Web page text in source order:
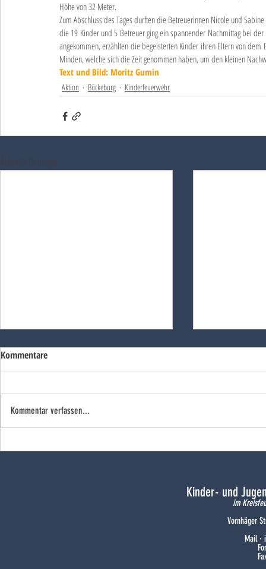
Höhe von 32 Meter.
Zum Abschluss des Tages durften die Betreuerinnen Nicole und
die 19 Kinder und 5 Betreuer ging ein spannender Nachmittag bei
angekommen, erzählten die begeisterten Kinder ihren Eltern von
Minden, welche sich die Zeit genommen haben, um den kleinen
Text und Bild: Moritz Gumin
Aktion Bückeburg Kinderfeuerwehr
Aktuelle Beiträge
Ein
Kommentare
Kommentar verfassen...
Kinder- und
im
Vornhäger
Mail ·